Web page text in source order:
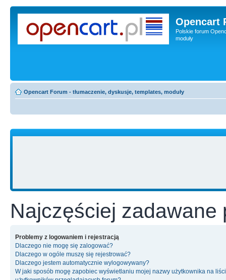
Opencart
Polskie forum
moduły
Opencart Forum - tłumaczenie, dyskusje, templates, moduły
Najczęściej zadawane
Problemy z logowaniem i rejestracją
Dlaczego nie mogę się zalogować?
Dlaczego w ogóle muszę się rejestrować?
Dlaczego jestem automatycznie wylogowywany?
W jaki sposób mogę zapobiec wyświetlaniu mojej nazwy użytkownika na